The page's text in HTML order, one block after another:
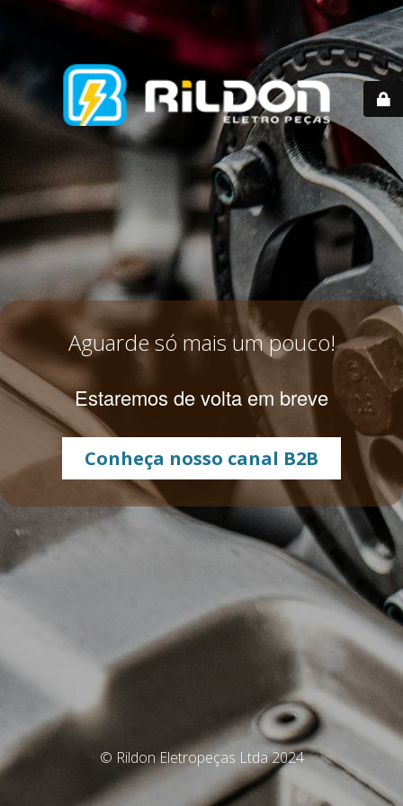
Aguarde só mais um pouco!
Estaremos de volta em breve
Conheça nosso canal B2B
© Rildon Eletropeças Ltda 2024